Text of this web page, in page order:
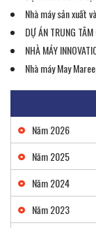
Nhà máy sản xuất
DỰ ÁN TRUNG
NHÀ MÁY
Nhà máy May
Năm 2026
Năm 2025
Năm 2024
Năm 2023